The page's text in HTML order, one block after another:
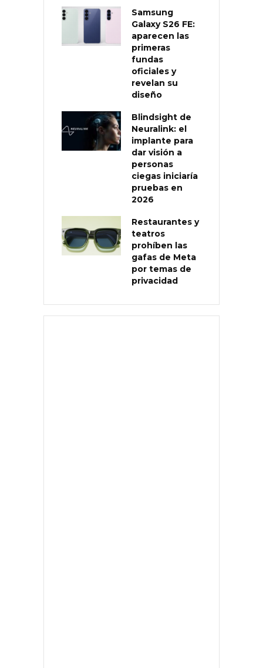
Samsung
Galaxy S26 FE:
aparecen las
primeras
fundas
oficiales y
revelan su
diseño
Blindsight de
Neuralink: el
implante para
dar visión a
personas
ciegas iniciaría
pruebas en
2026
Restaurantes y
teatros
prohíben las
gafas de Meta
por temas de
privacidad